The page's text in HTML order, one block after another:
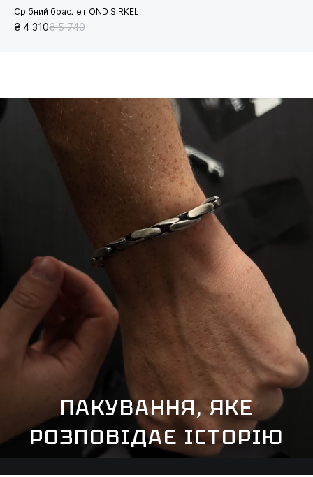
Срібний браслет OND SIRKEL
₴ 4 310₴ 5 740
ПАКУВАННЯ, ЯКЕ
РОЗПОВІДАЄ ІСТОРІЮ